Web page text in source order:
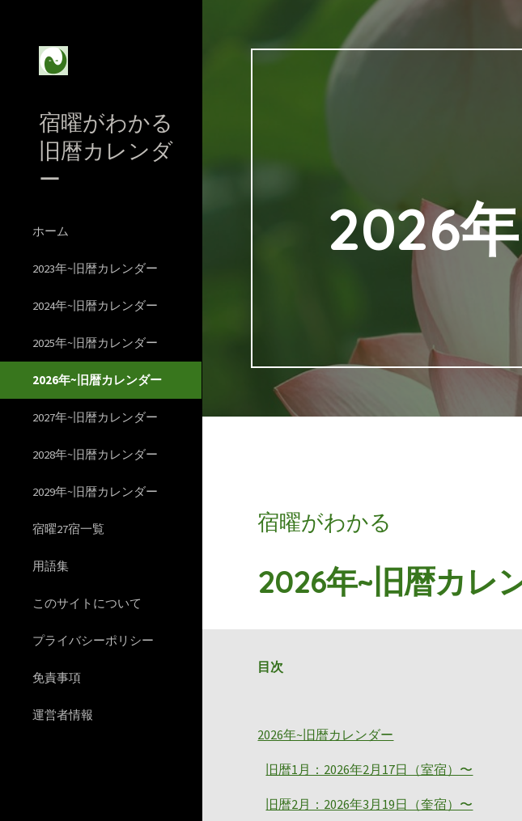
Skip to main content
宿曜がわかる
旧暦カレンダ
ー
ホーム
2023年~旧暦カレンダー
2024年~旧暦カレンダー
2025年~旧暦カレンダー
2026年~旧暦カレンダー
2027年~旧暦カレンダー
2028年~旧暦カレンダー
2029年~旧暦カレンダー
宿曜27宿一覧
用語集
このサイトについて
プライバシーポリシー
免責事項
運営者情報
2026
宿曜がわかる
2026年~旧暦カレ
目次
2026年~旧暦カレンダー
旧暦1月：2026年2月17日（室宿）〜
旧暦2月：2026年3月19日（奎宿）〜